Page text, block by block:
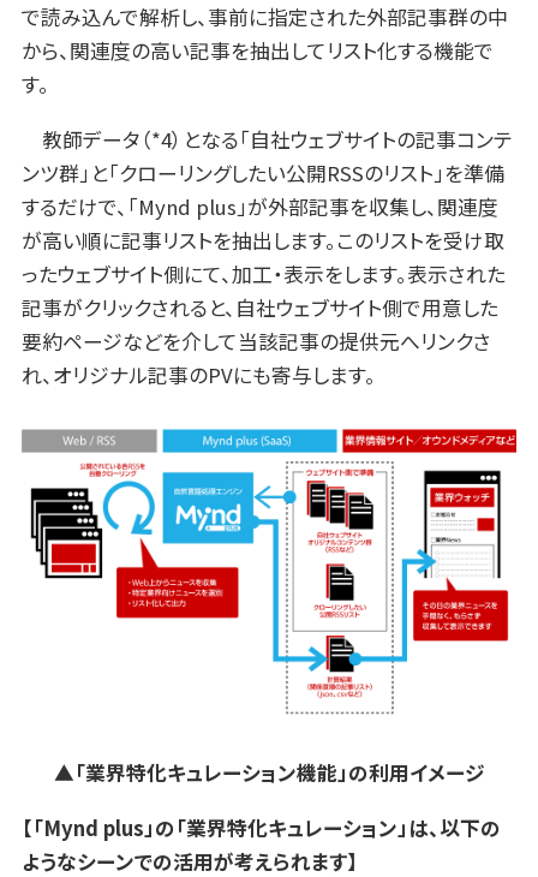
で読み込んで解析し、事前に指定された外部記事群の中
から、関連度の高い記事を抽出してリスト化する機能で
す。
教師データ（*4）となる「自社ウェブサイトの記事コンテ
ンツ群」と「クローリングしたい公開RSSのリスト」を準備
するだけで、「Mynd plus」が外部記事を収集し、関連度
が高い順に記事リストを抽出します。このリストを受け取
ったウェブサイト側にて、加工・表示をします。表示された
記事がクリックされると、自社ウェブサイト側で用意した
要約ページなどを介して当該記事の提供元へリンクさ
れ、オリジナル記事のPVにも寄与します。
▲「業界特化キュレーション機能」の利用イメージ
【「Mynd plus」の「業界特化キュレーション」は、以下の
ようなシーンでの活用が考えられます】